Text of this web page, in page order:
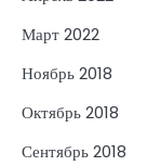
Март 2022
Ноябрь 2018
Октябрь 2018
Сентябрь 2018